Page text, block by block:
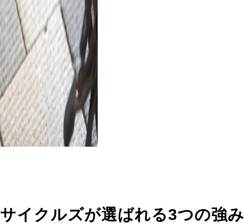
サイクルズが選ばれる3つの強み